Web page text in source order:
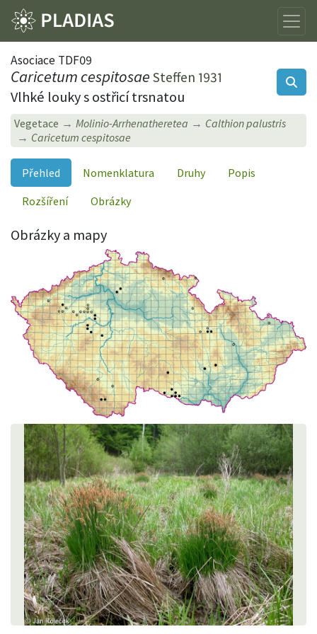
Asociace TDF09
Caricetum cespitosae Steffen 1931
Vlhké louky s ostřicí trsnatou
Vegetace Molinio-Arrhenatheretea
Calthion palustris
Caricetum cespitosae
Přehled Nomenklatura Druhy
Popis
Rozšíření
Obrázky
Obrázky a mapy